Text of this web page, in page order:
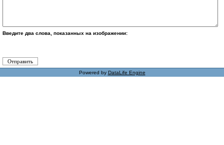
Введите два слова, показанных на изображении:
Powered by DataLife Engine